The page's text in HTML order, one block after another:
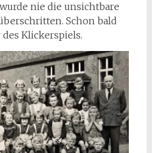
nie die unsichtbare
Schon bald
des Klickerspiels.